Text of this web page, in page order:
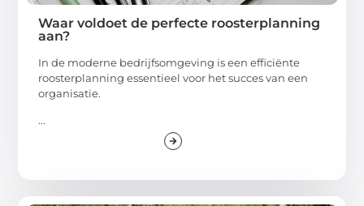
Waar voldoet de perfecte roosterplanning
aan?
In de moderne bedrijfsomgeving is een efficiënte
roosterplanning essentieel voor het succes van een
organisatie.
...